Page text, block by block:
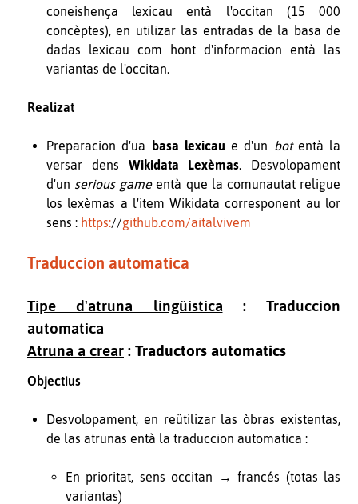
coneishença lexicau entà l'occitan (15 000
concèptes), en utilizar las entradas de la basa de
dadas lexicau com hont d'informacion entà las
variantas de l'occitan.
Realizat
Preparacion d'ua basa lexicau e d'un botentà la
versar dens
Wikidata Lexèmas. Desvolopament
d'un serious game entà que la comunautat religue
los lexèmas a l'item Wikidata corresponent au lor
sens : https://github.com/aitalvivem
Traduccion automatica
Tipe d'atruna lingüistica : Traduccion
automatica
Atruna a crear : Traductors automatics
Objectius
Desvolopament, en reütilizar las òbras existentas,
de las atrunas entà la traduccion automatica :
En prioritat, sens occitan → francés (totas las
variantas)